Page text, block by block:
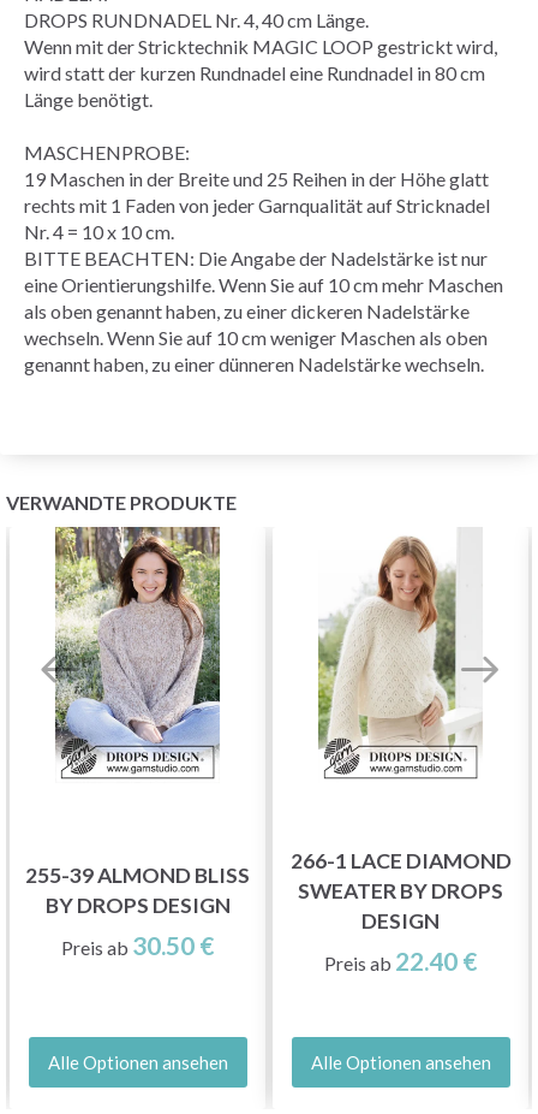
DROPS RUNDNADEL Nr. 4, 40 cm Länge.
Wenn mit der Stricktechnik MAGIC LOOP gestrickt wird,
wird statt der kurzen Rundnadel eine Rundnadel in 80 cm
Länge benötigt.
MASCHENPROBE:
19 Maschen in der Breite und 25 Reihen in der Höheglatt
rechts mit 1 Faden von jeder Garnqualität auf Stricknadel
Nr. 4 = 10 x 10 cm.
BITTE BEACHTEN: Die Angabe der Nadelstärke ist nur
eine Orientierungshilfe. Wenn Sie auf 10 cm mehr Maschen
als oben genannt haben, zu einer dickeren Nadelstärke
wechseln. Wenn Sie auf 10 cm weniger Maschen als oben
genannt haben, zu einer dünneren Nadelstärke wechseln.
VERWANDTE PRODUKTE
255-39 ALMOND BLISS
BY DROPS DESIGN
Preis ab 30.50 €
Alle Optionen ansehen
266-1 LACE DIAMOND
SWEATER BY DROPS
DESIGN
Preis ab 22.40 €
Alle Optionen ansehen